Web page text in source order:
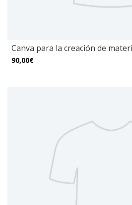
Canva para la creación de
90,00€